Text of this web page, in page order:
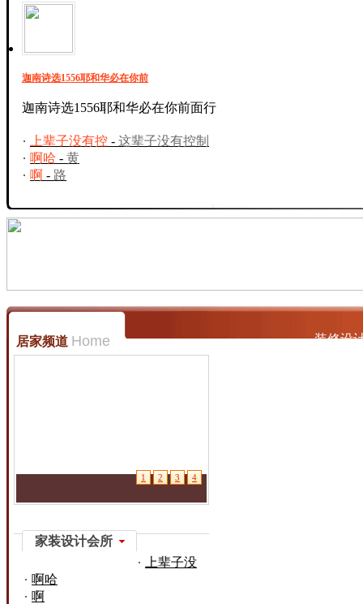
迦南诗选1556耶和华必在你前
迦南诗选1556耶和华必在你前面行
上辈子没有控 - 这辈子没有控制
啊哈 - 黄
啊 - 路
居家频道 Home 装修设
1 2 3 4
家装设计会所
上辈子没
啊哈
啊